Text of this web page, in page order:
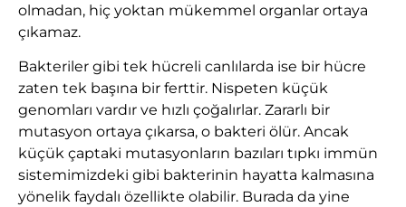
olmadan, hiç yoktan mükemmel organlar ortaya
çıkamaz.
Bakteriler gibi tek hücreli canlılarda ise bir hücre
zaten tek başına bir ferttir. Nispeten küçük
genomları vardır ve hızlı çoğalırlar. Zararlı bir
mutasyon ortaya çıkarsa, o bakteri ölür. Ancak
küçük çaptaki mutasyonların bazıları tıpkı immün
sistemimizdeki gibi bakterinin hayatta kalmasına
yönelik faydalı özellikte olabilir. Burada da yine